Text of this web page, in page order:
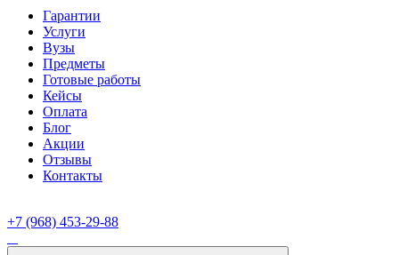
Гарантии
Услуги
Вузы
Предметы
Готовые работы
Кейсы
Оплата
Блог
Акции
Отзывы
Контакты
+7 (968) 453-29-88